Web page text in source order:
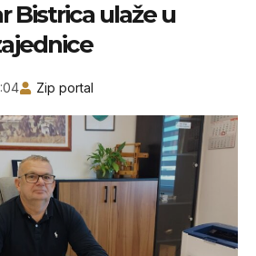
Bistrica ulaže u
Zip portal